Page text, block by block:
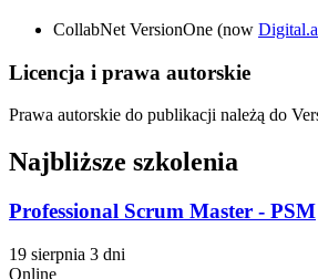
CollabNet VersionOne (now
Licencja i prawa autorskie
Prawa autorskie do publikacji należą do
Najbliższe szkolenia
Professional Scrum Master - PSM
19 sierpnia 3 dni
Online